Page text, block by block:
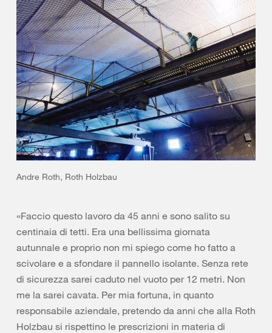
Andre Roth, Roth Holzbau
«Faccio questo lavoro da 45 anni e sono salito su
centinaia di tetti. Era una bellissima giornata
autunnale e proprio non mi spiego come ho fatto a
scivolare e a sfondare il pannello isolante. Senza rete
di sicurezza sarei caduto nel vuoto per 12 metri. Non
me la sarei cavata. Per mia fortuna, in quanto
responsabile aziendale, pretendo da anni che alla Roth
Holzbau si rispettino le prescrizioni in materia di